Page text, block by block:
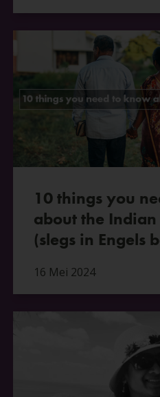
10 things you
about the Indian
(slegs in Engels
16 Mei 2024